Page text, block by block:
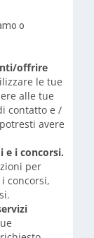
o
offrire
le tue
alle tue
contatto e /
avere
e i concorsi.
per
concorsi,